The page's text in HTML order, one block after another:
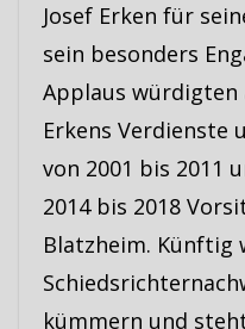
Josef Erken für
sein besonders
Applaus
Erkens Verdienste
von 2001 bis 2011
2014 bis 2018
Blatzheim. Künftig
kümmern und